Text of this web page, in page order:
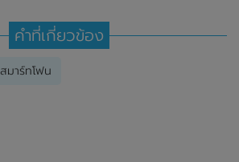
คำที่เกี่ยวข้อง
สมาร์ทโฟน